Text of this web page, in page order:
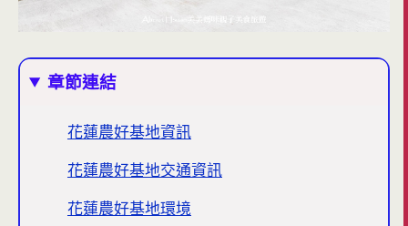
章節連結
花蓮農好基地資訊
花蓮農好基地交通資訊
花蓮農好基地環境